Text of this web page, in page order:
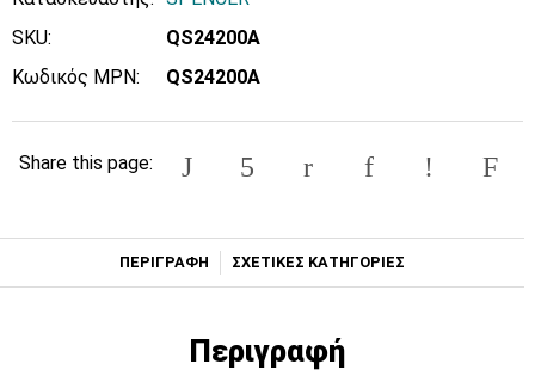
SKU:
QS24200A
Κωδικός MPN:
QS24200A
Share this page:
ΠΕΡΙΓΡΑΦΗ ΣΧΕΤΙΚΕΣ ΚΑΤΗΓΟΡΙΕΣ
Περιγραφή